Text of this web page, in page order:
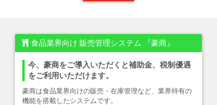
食品業界向け 販売管理システム 『豪商』
今、豪商をご導入いただくと補助金、税制優遇
をご利用いただけます。
豪商は食品業界向けの販売・在庫管理など、業界特有の
機能を搭載したシステムです。